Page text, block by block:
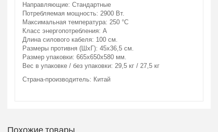
Направляющие: Стандартные
Потребляемая мощность: 2900 Вт.
Максимальная температура: 250 °С
Класс энергопотребления: А
Длина силового кабеля: 100 см.
Размеры противня (ШхГ): 45х36,5 см.
Размер упаковки: 665х650х580 мм.
Вес в упаковке / без упаковки: 29,5 кг / 27,5 кг
Страна-производитель: Китай